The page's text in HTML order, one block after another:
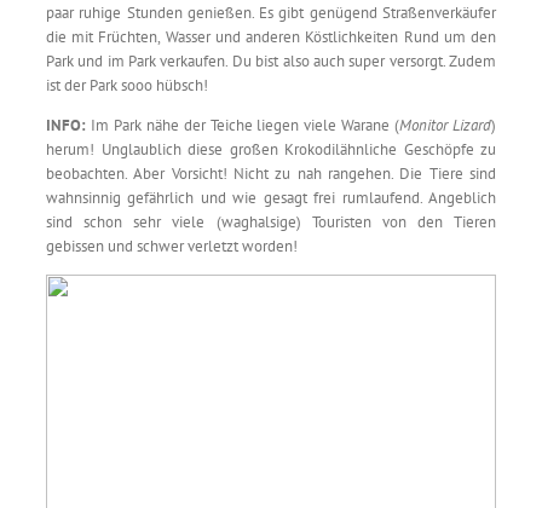
paar ruhige Stunden genießen. Es gibt genügend Straßenverkäufer
die mit Früchten, Wasser und anderen Köstlichkeiten Rund um den
Park und im Park verkaufen. Du bist also auch super versorgt. Zudem
ist der Park sooo hübsch!
INFO: Im Park nähe der Teiche liegen viele Warane (Monitor Lizard)
herum! Unglaublich diese großen Krokodilähnliche Geschöpfe zu
beobachten. Aber Vorsicht! Nicht zu nah rangehen. Die Tiere sind
wahnsinnig gefährlich und wie gesagt frei rumlaufend. Angeblich
sind schon sehr viele (waghalsige) Touristen von den Tieren
gebissen und schwer verletzt worden!